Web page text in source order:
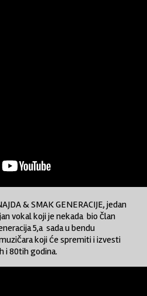
& SMAK GENERACIJE, jedan
vokal koji je nekada bio član
5,a sada u bendu
koji će spremiti i izvesti
i 80tih godina.